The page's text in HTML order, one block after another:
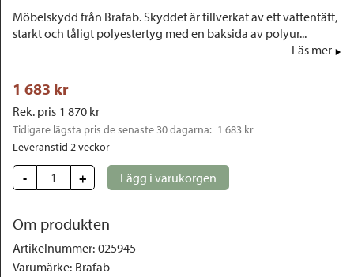
Möbelskydd från Brafab. Skyddet är tillverkat av ett vattentätt,
starkt och tåligt polyestertyg med en baksida av polyur...
Läs mer
1 683 kr
Rek. pris 1 870 kr
Tidigare lägsta pris de senaste 30 dagarna: 1 683 kr
Leveranstid 2 veckor
- + Lägg i varukorgen
Om produkten
Artikelnummer: 025945
Varumärke: Brafab